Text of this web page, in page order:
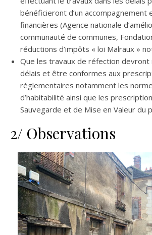
bénéficieront d’un accompagnement
financières (Agence nationale
communauté de communes,
réductions d’impôts « loi Malraux »
Que les travaux de réfection
délais et être conformes aux
réglementaires notamment les
d’habitabilité ainsi que les
Sauvegarde et de Mise en Valeur du
2/ Observations